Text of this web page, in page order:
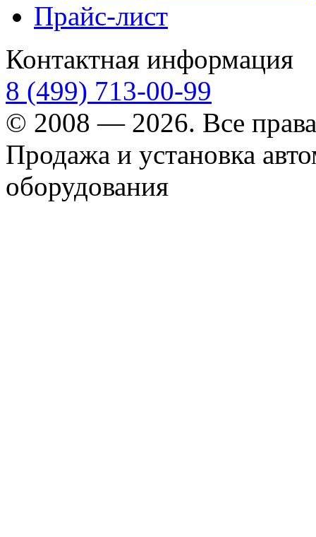
Прайс-лист
Контактная информация
8 (499) 713-00-99
© 2008 — 2026. Все
Продажа и установка
оборудования